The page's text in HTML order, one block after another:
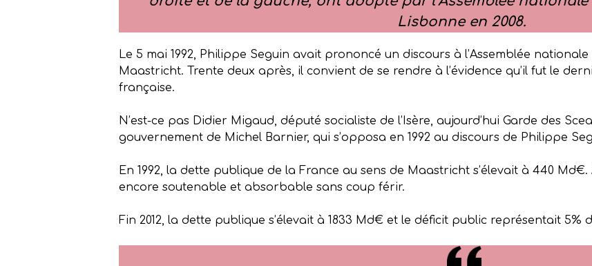
Lisbonne en 2008.
Le 5 mai 1992, Philippe Seguin avait prononcé un discours à l’Assemblée
Maastricht. Trente deux après, il convient de se rendre à l’évidence qu’il fut le
française.
N’est-ce pas Didier Migaud, député socialiste de l’Isère, aujourd’hui Garde des
gouvernement de Michel Barnier, qui s’opposa en 1992 au discours de Philippe
En 1992, la dette publique de la France au sens de Maastricht s’élevait à 440
encore soutenable et absorbable sans coup férir.
Fin 2012, la dette publique s’élevait à 1833 Md€ et le déficit public représentait